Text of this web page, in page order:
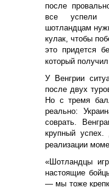
после
все успели
шотландцам
кулак, чтобы
это придется
который
У Венгрии
после двух
Но с тремя
реально:
соврать.
крупный
реализации
«Шотландцы
настоящие
— мы тоже